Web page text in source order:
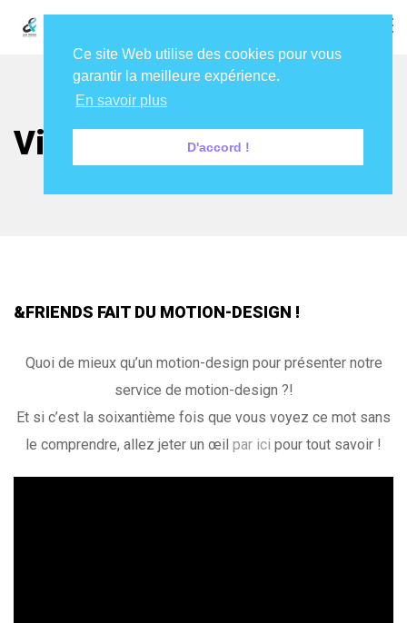
Vidéo
&FRIENDS FAIT DU MOTION-DESIGN !
Quoi de mieux qu’un motion-design pour présenter notre
service de motion-design ?!
Et si c’est la soixantième fois que vous voyez ce mot sans
le comprendre, allez jeter un œil par ici pour tout savoir !
Ce site Web utilise des cookies pour vous
garantir la meilleure expérience.
En savoir plus
D'accord !